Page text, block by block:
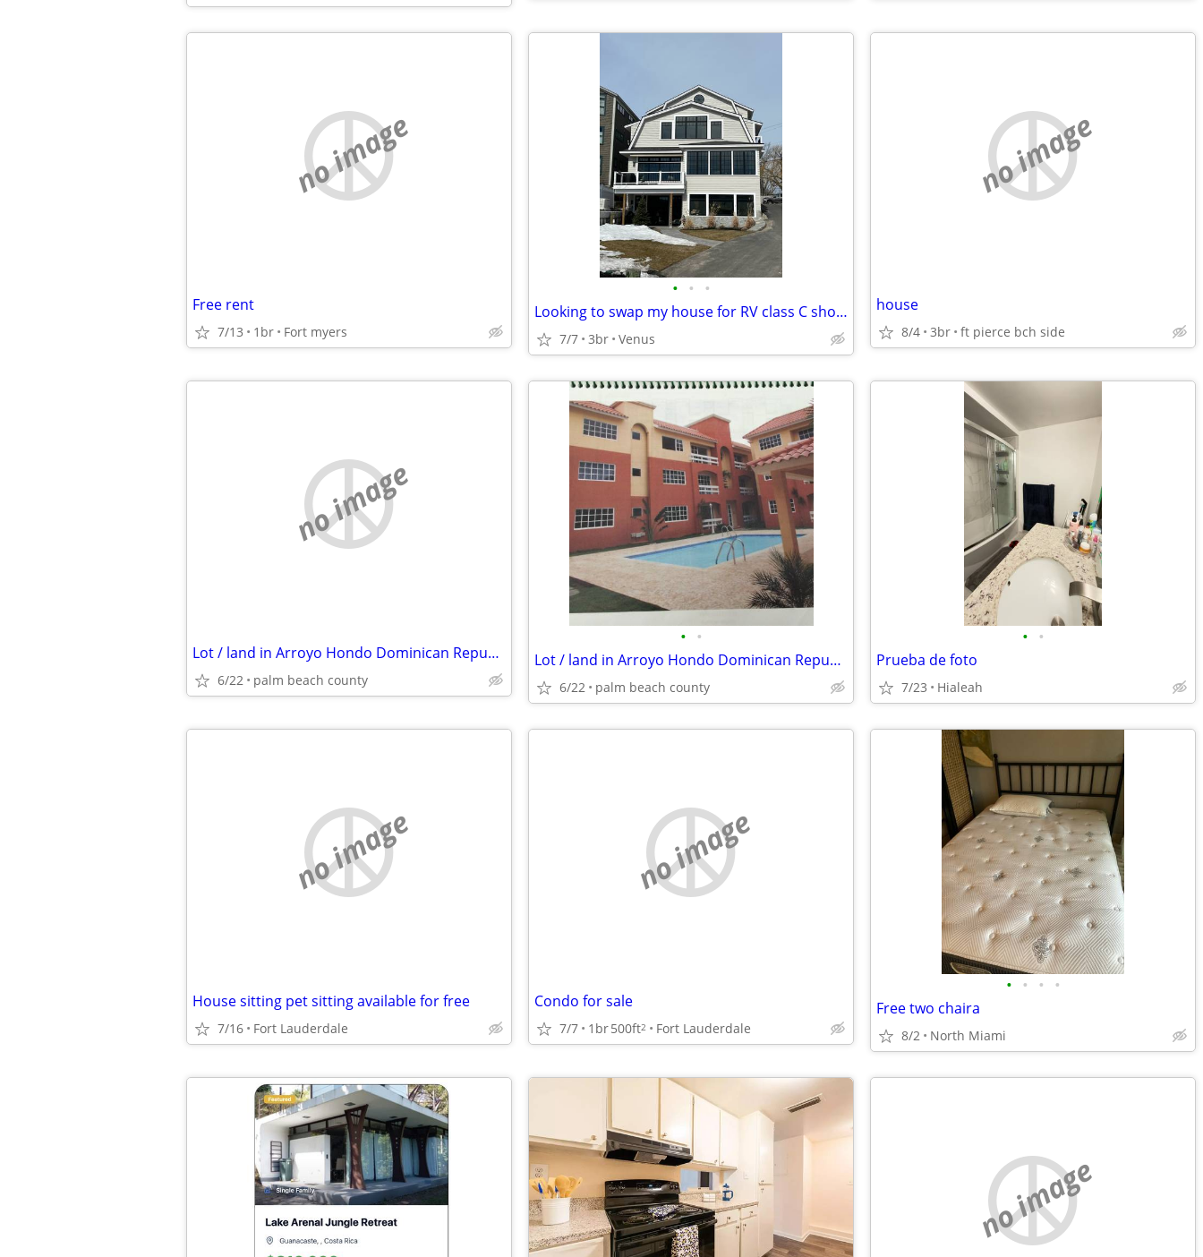
no image
Free rent
7/13 1br Fort myers
• • •
Looking to swap my house for RV class C short term
7/7 3br Venus
no image
house
8/4 3br ft pierce bch side
no image
Lot / land in Arroyo Hondo Dominican Republic
6/22 palm beach county
• •
Lot / land in Arroyo Hondo Dominican Republic
6/22 palm beach county
• •
Prueba de foto
7/23 Hialeah
no image
House sitting pet sitting available for free
7/16 Fort Lauderdale
no image
Condo for sale
7/7 1br500ft2 Fort Lauderdale
• • • •
Free two chaira
8/2 North Miami
no image